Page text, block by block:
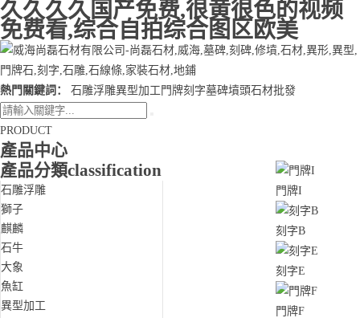
久久久久国产免费,很黄很色的视频
免费看,综合自拍综合图区欧美
熱門關鍵詞： 石雕浮雕異型加工門牌刻字墓碑墳頭石材批發
PRODUCT
產品中心
產品分類classification
石雕浮雕
獅子
麒麟
石牛
大象
魚缸
異型加工
門牌I
刻字B
刻字E
門牌F